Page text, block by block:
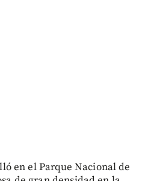
en el Parque Nacional de